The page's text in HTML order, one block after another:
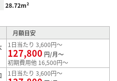
28.72m²
月額目安
1日当たり 3,600円～
127,800 円/月～
初期費用他 16,500円～
1日当たり 3,600円～